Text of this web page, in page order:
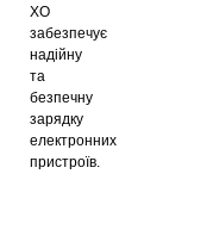
XO
забезпечує
надійну
та
безпечну
зарядку
електронних
пристроїв.